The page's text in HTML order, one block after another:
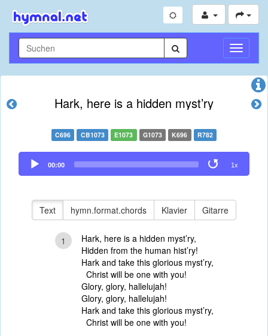
Hark, here is a hidden myst’ry
C696 CB1073 E1073 G1073 K696 R782
Audio
Player
00:00 1x
Text hymn.format.chords Klavier Gitarre
1
Hark, here is a hidden myst’ry,
Hidden from the human hist’ry!
Hark and take this glorious myst’ry,
Christ will be one with you!
Glory, glory, hallelujah!
Glory, glory, hallelujah!
Hark and take this glorious myst’ry,
Christ will be one with you!